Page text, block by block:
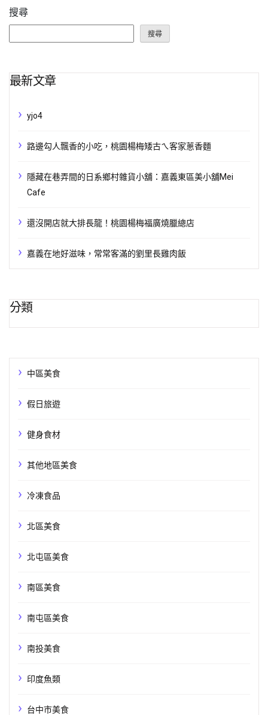
頁
搜尋
搜尋
最新文章
yjo4
路邊勾人飄香的小吃，桃園楊梅矮古ㄟ客家蔥香麵
隱藏在巷弄間的日系鄉村雜貨小舖：嘉義東區美小舖Mei
Cafe
還沒開店就大排長龍！桃園楊梅福廣燒臘總店
嘉義在地好滋味，常常客滿的劉里長雞肉飯
分類
中區美食
假日旅遊
健身食材
其他地區美食
冷凍食品
北區美食
北屯區美食
南區美食
南屯區美食
南投美食
印度魚類
台中市美食